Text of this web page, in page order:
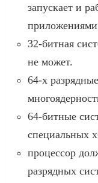
запускает и
32-битная
не может.
64-х
64-битные
специальных
процессор
разрядных